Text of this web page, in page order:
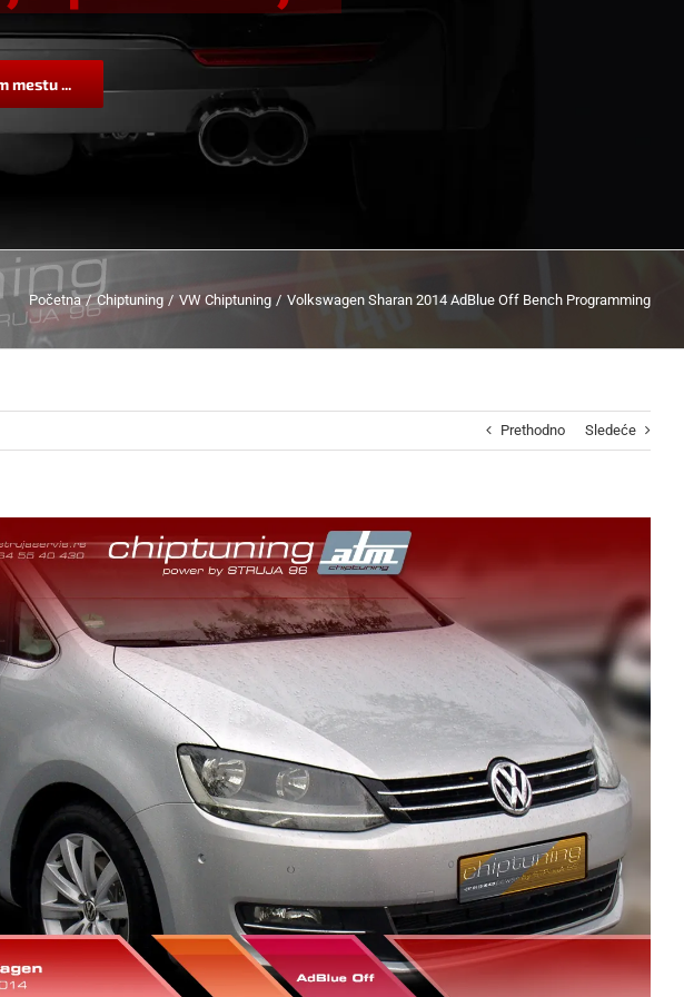
mestu ...
Početna Chiptuning VW Chiptuning Volkswagen Sharan 2014 AdBlue Off Bench Programming
Prethodno Sledeće